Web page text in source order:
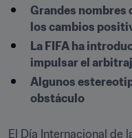
Grandes nombres
los cambios
La FIFA ha
impulsar el
Algunos
obstáculo
El Día Internacional de